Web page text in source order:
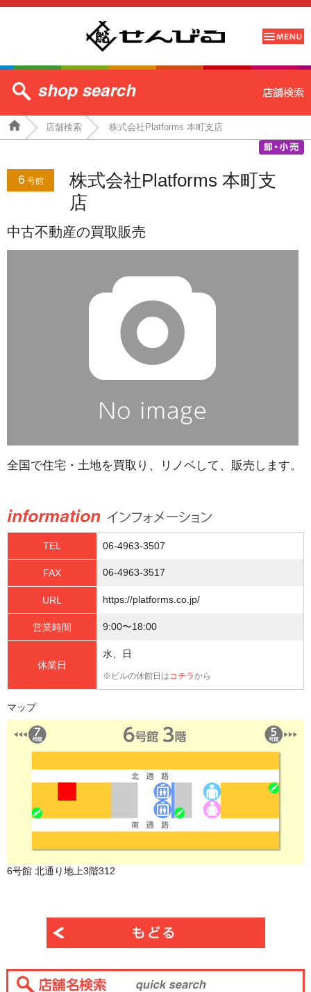
店舗検索 株式会社Platforms 本町支店
6号館
株式会社Platforms 本町支
店
中古不動産の買取販売
全国で住宅・土地を買取り、リノベして、販売します。
TEL 06-4963-3507
FAX 06-4963-3517
URL https://platforms.co.jp/
営業時間 9:00〜18:00
休業日
水、日
※ビルの休館日は コチラから
マップ
6号館 北通り地上3階312